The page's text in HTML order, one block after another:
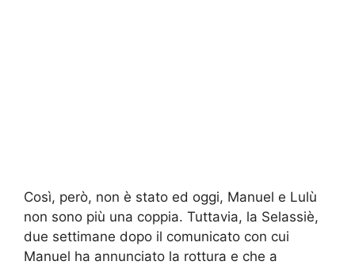
Così, però, non è stato ed oggi, Manuel e Lulù
non sono più una coppia. Tuttavia, la Selassiè,
due settimane dopo il comunicato con cui
Manuel ha annunciato la rottura e che a